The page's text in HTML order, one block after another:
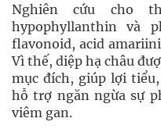
Nghiên cứu cho
hypophyllanthin và
flavonoid, acid
Vì thế, diệp hạ châu
mục đích, giúp lợi
hỗ trợ ngăn ngừa sự
viêm gan.